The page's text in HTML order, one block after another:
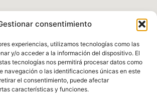
consentimiento
experiencias, utilizamos tecnologías como las
y/o acceder a la información del dispositivo. El
tecnologías nos permitirá procesar datos como
navegación o las identificaciones únicas en este
el consentimiento, puede afectar
características y funciones.
|Aviso legal |Política de
|Términos y Condiciones